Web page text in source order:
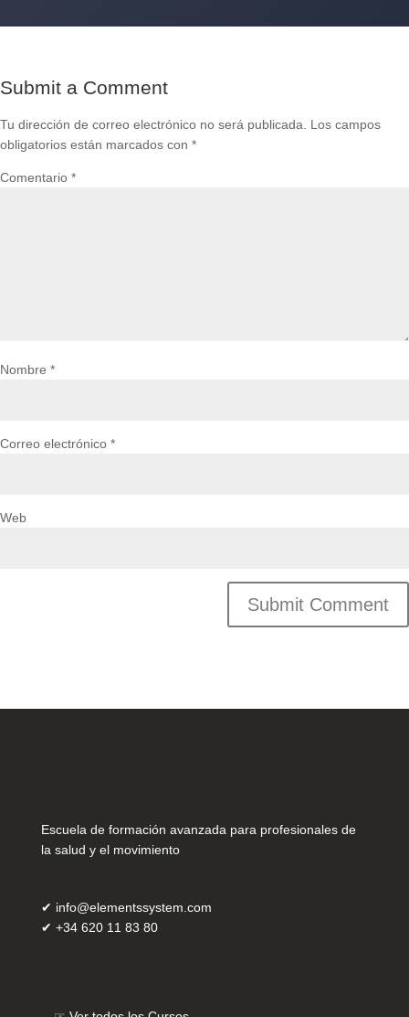
Submit a Comment
Tu dirección de correo electrónico no será publicada. Los campos
obligatorios están marcados con *
Comentario *
Nombre *
Correo electrónico *
Web
Escuela de formación avanzada para profesionales de
la salud y el movimiento
✔ info@elementssystem.com
✔ +34 620 11 83 80